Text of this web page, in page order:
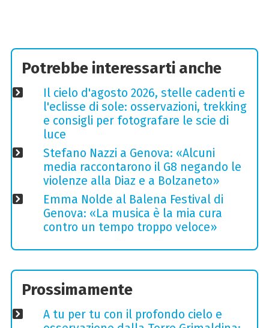
Potrebbe interessarti anche
Il cielo d'agosto 2026, stelle cadenti e
l'eclisse di sole: osservazioni, trekking
e consigli per fotografare le scie di
luce
Stefano Nazzi a Genova: «Alcuni
media raccontarono il G8 negando le
violenze alla Diaz e a Bolzaneto»
Emma Nolde al Balena Festival di
Genova: «La musica è la mia cura
contro un tempo troppo veloce»
Prossimamente
A tu per tu con il profondo cielo e